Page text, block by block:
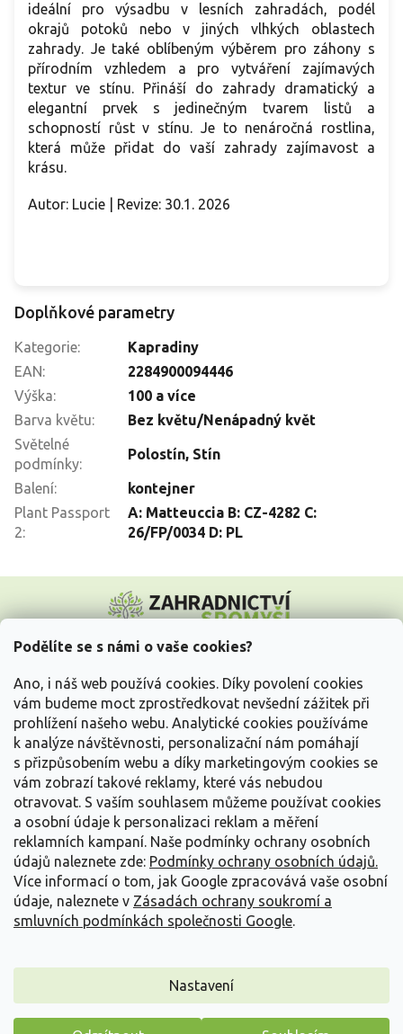
Podělíte se s námi o vaše cookies?
Ano, i náš web používá cookies. Díky povolení cookies
vám budeme moct zprostředkovat nevšední zážitek při
prohlížení našeho webu. Analytické cookies používáme
k analýze návštěvnosti, personalizační nám pomáhají
s přizpůsobením webu a díky marketingovým cookies se
vám zobrazí takové reklamy, které vás nebudou
otravovat. S vaším souhlasem můžeme používat cookies
a osobní údaje k personalizaci reklam a měření
reklamních kampaní. Naše podmínky ochrany osobních
údajů naleznete zde: Podmínky ochrany osobních údajů.
Více informací o tom, jak Google zpracovává vaše osobní
údaje, naleznete v Zásadách ochrany soukromí a
smluvních podmínkách společnosti Google.
Nastavení
ideální pro výsadbu v lesních zahradách, podél
okrajů potoků nebo v jiných vlhkých oblastech
zahrady. Je také oblíbeným výběrem pro záhony s
přírodním vzhledem a pro vytváření zajímavých
textur ve stínu. Přináší do zahrady dramatický a
elegantní prvek s jedinečným tvarem listů a
schopností růst v stínu. Je to nenáročná rostlina,
která může přidat do vaší zahrady zajímavost a
krásu.
Autor: Lucie | Revize: 30.1. 2026
Doplňkové parametry
Kategorie:
Kapradiny
EAN:
2284900094446
Výška:
100 a více
Barva květu:
Bez květu/Nenápadný květ
Světelné
podmínky:
Polostín, Stín
Balení:
kontejner
Plant Passport
2:
A: Matteuccia B: CZ-4282 C:
26/FP/0034 D: PL
p
Vše o nákupu
Informace pro Vás
Kontakujte nás
Vytvořil Shoptet
Copyright 2026Zahradnictví Spomyšl. Všechna práva